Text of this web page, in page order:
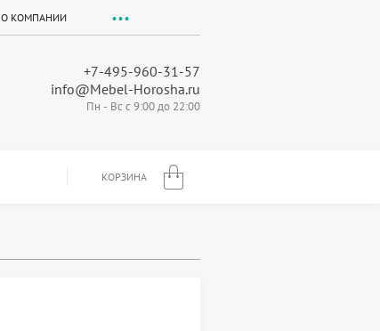
О КОМПАНИИ
+7-495-960-31-57
info@Mebel-Horosha.ru
Пн - Вс с 9:00 до 22:00
КОРЗИНА